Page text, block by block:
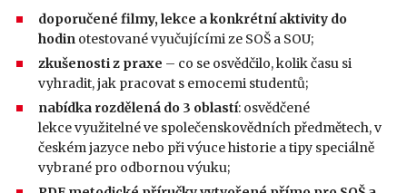
doporučené filmy, lekce a konkrétní aktivity do
hodin otestované vyučujícími ze SOŠ a SOU;
zkušenosti z praxe – co se osvědčilo, kolik času si
vyhradit, jak pracovat s emocemi studentů;
nabídka rozdělená do 3 oblastí: osvědčené
lekce využitelné ve společenskovědních předmětech, v
českém jazyce nebo při výuce historie a tipy speciálně
vybrané pro odbornou výuku;